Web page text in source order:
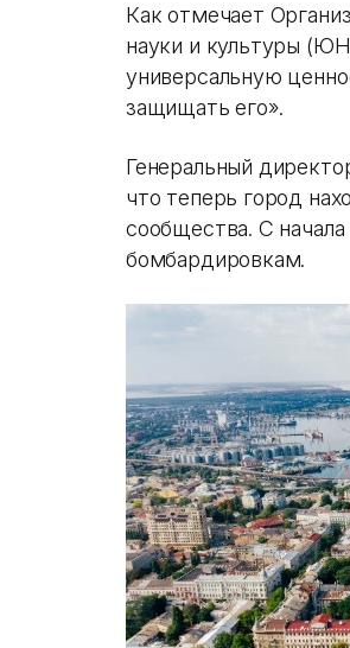
Как отмечает
науки и культуры
универсальную
защищать его».
Генеральный
что теперь город
сообщества. С
бомбардировкам.